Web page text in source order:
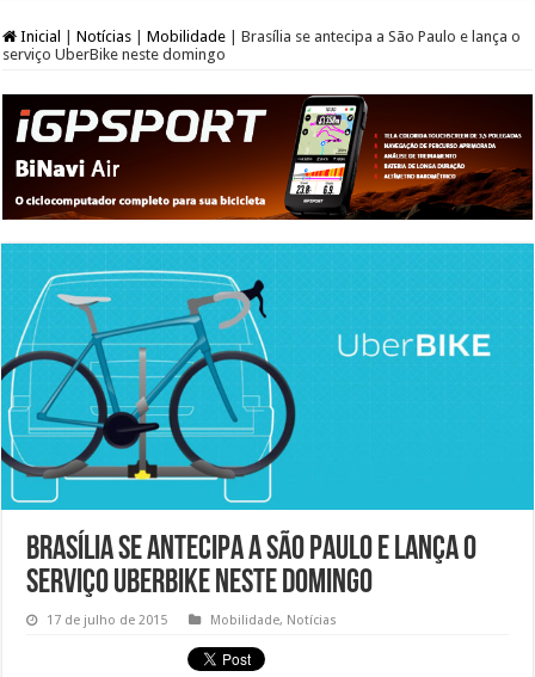
Inicial Notícias Mobilidade
Brasília se antecipa a São Paulo e lança o
serviço UberBike neste domingo
Brasília se antecipa a São Paulo e lança o
serviço UberBike neste domingo
17 de julho de 2015 Mobilidade, Notícias